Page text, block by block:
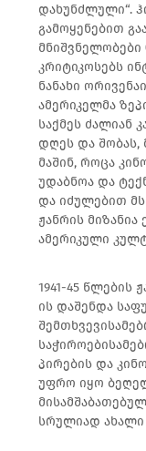
დახუნძლული“.
გამოყენებით
მნიშვნელობები
კრიტიკოსებს
ნანახი
ამერიკელმა
საქმეს
დღეს და შობას,
მაშინ, როცა
უდაბნოა და
და იძულებით
ჟანრის
ამერიკული
1941-45
ის დაშენდა
პირების და
უფრო იყო
სრულიად ახალი